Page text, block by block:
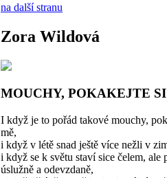
na další stranu
Zora Wildová
MOUCHY, POKAKEJTE
I když je to pořád takové mouchy,
mě,
i když v létě snad ještě více nežli v
i když se k světu staví sice čelem, ale
úslužně a odevzdaně,